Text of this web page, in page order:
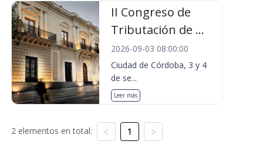
II Congreso de
Tributación de ...
2026-09-03 08:00:00
Ciudad de Córdoba, 3 y 4
de se...
Leer más
2 elementos en total: 1